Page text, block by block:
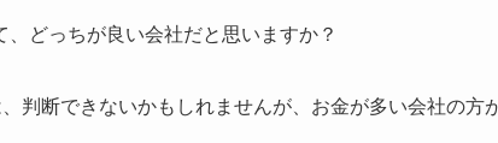
、どっちが良い会社だと思いますか？
判断できないかもしれませんが、お金が多い会社の方